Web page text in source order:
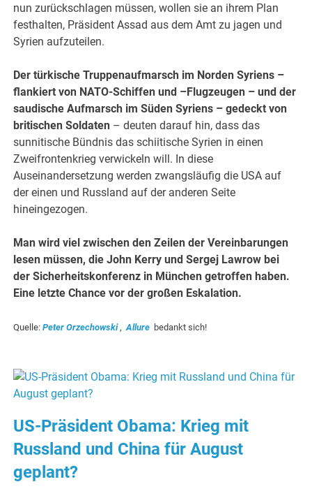
nun zurückschlagen müssen, wollen sie an ihrem Plan
festhalten, Präsident Assad aus dem Amt zu jagen und
Syrien aufzuteilen.
Der türkische Truppenaufmarsch im Norden Syriens –
flankiert von NATO-Schiffen und –Flugzeugen – und der
saudische Aufmarsch im Süden Syriens – gedeckt von
britischen Soldaten – deuten darauf hin, dass das
sunnitische Bündnis das schiitische Syrien in einen
Zweifrontenkrieg verwickeln will. In diese
Auseinandersetzung werden zwangsläufig die USA auf
der einen und Russland auf der anderen Seite
hineingezogen.
Man wird viel zwischen den Zeilen der Vereinbarungen
lesen müssen, die John Kerry und Sergej Lawrow bei
der Sicherheitskonferenz in München getroffen haben.
Eine letzte Chance vor der großen Eskalation.
Quelle:Peter Orzechowski,Allure bedankt sich!
US-Präsident Obama: Krieg mit
Russland und China für August
geplant?